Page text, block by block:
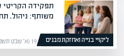
ליקויי בנייה ואחזקת מבנים
תפקידה הקריטי
משותף: ניהול,
19/01/26 (א׳ שבט תשפ״ו) | מערכת אפיק